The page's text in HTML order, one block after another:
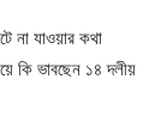
না যাওয়ার কথা
কি ভাবছেন ১৪ দলীয়